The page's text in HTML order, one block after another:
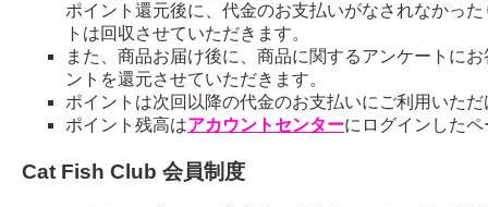
ポイント還元後に、代金のお支払いがなされなかっ
トは回収させていただきます。
また、商品お届け後に、商品に関するアンケートに
ントを還元させていただきます。
ポイントは次回以降の代金のお支払いにご利用いた
ポイント残高はアカウントセンターにログインした
Cat Fish Club 会員制度